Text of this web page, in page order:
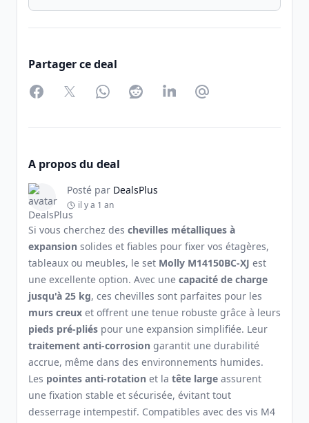
Partager ce deal
FacebookTwitterWhatsAppRedditLinkedInPartager par Email
A propos du deal
Posté par DealsPlus
il y a 1 an
Si vous cherchez des chevilles métalliques à
expansion solides et fiables pour fixer vos étagères,
tableaux ou meubles, le set Molly M14150BC-XJ est
une excellente option. Avec une capacité de charge
jusqu'à 25 kg, ces chevilles sont parfaites pour les
murs creux et offrent une tenue robuste grâce à leurs
pieds pré-pliés pour une expansion simplifiée. Leur
traitement anti-corrosion garantit une durabilité
accrue, même dans des environnements humides.
Les pointes anti-rotation et la tête large assurent
une fixation stable et sécurisée, évitant tout
desserrage intempestif. Compatibles avec des vis M4